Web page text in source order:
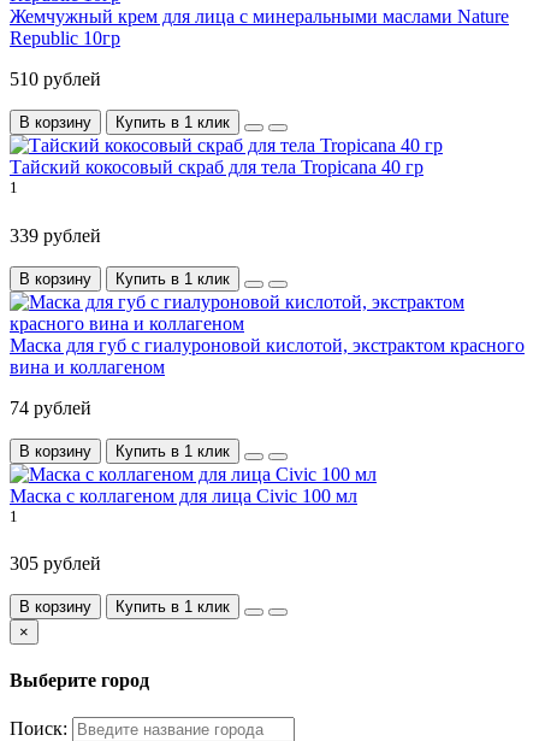
Жемчужный крем для лица с минеральными маслами Nature
Republic 10гр
510 рублей
В корзину Купить в 1 клик
Тайский кокосовый скраб для тела Tropicana 40 гр
1
339 рублей
В корзину Купить в 1 клик
Маска для губ с гиалуроновой кислотой, экстрактом красного
вина и коллагеном
74 рублей
В корзину Купить в 1 клик
Маска с коллагеном для лица Civic 100 мл
1
305 рублей
В корзину
Купить в 1 клик
×
Выберите город
Поиск: